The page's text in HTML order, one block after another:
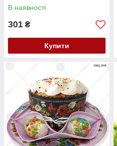
В наявності
301 ₴
Купити